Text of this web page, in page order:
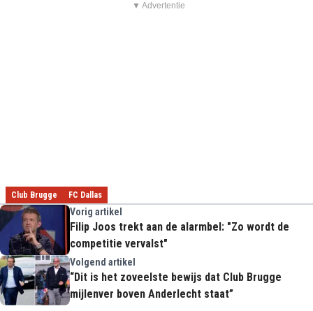
▼ Advertentie
Club Brugge FC Dallas
Vorig artikel
Filip Joos trekt aan de alarmbel: "Zo wordt de
competitie vervalst"
Volgend artikel
“Dit is het zoveelste bewijs dat Club Brugge
mijlenver boven Anderlecht staat”